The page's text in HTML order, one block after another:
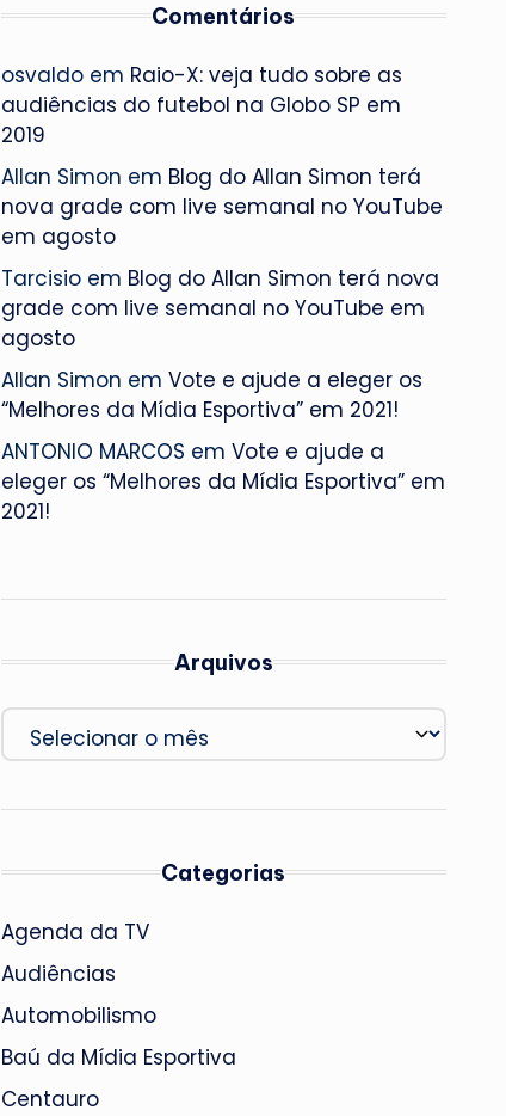
Comentários
osvaldoem Raio-X: veja tudo sobre as
audiências do futebol na Globo SP em
2019
Allan Simon em Blog do Allan Simon terá
nova grade com live semanal no YouTube
em agosto
Tarcisioem Blog do Allan Simon terá nova
grade com live semanal no YouTube em
agosto
Allan Simon em Vote e ajude a eleger os
“Melhores da Mídia Esportiva” em 2021!
ANTONIO MARCOS em Vote e ajude a
eleger os “Melhores da Mídia Esportiva” em
2021!
Arquivos
Arquivos
Categorias
Agenda da TV
Audiências
Automobilismo
Baú da Mídia Esportiva
Centauro